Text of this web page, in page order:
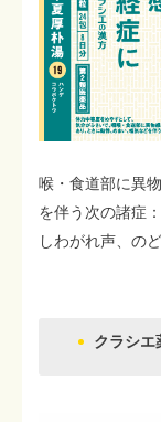
喉・食道部に異
を伴う次の諸症
しわがれ声、の
クラシエ